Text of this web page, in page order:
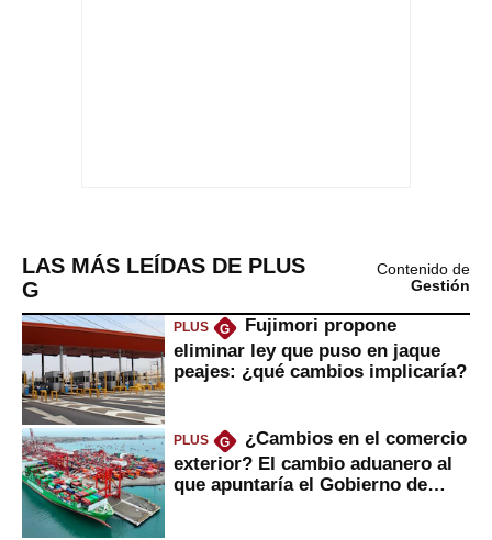
LAS MÁS LEÍDAS DE PLUS
G
Contenido de
Gestión
PLUS G
Fujimori propone
eliminar ley que puso en jaque
peajes: ¿qué cambios implicaría?
PLUS G
¿Cambios en el comercio
exterior? El cambio aduanero al
que apuntaría el Gobierno de